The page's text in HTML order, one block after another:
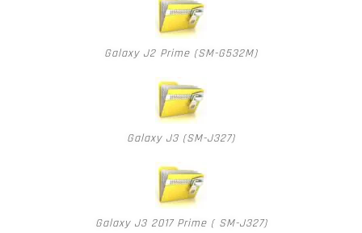
Galaxy J2 Prime (SM-G532M)
Galaxy J3 (SM-J327)
Galaxy J3 2017 Prime ( SM-J327)